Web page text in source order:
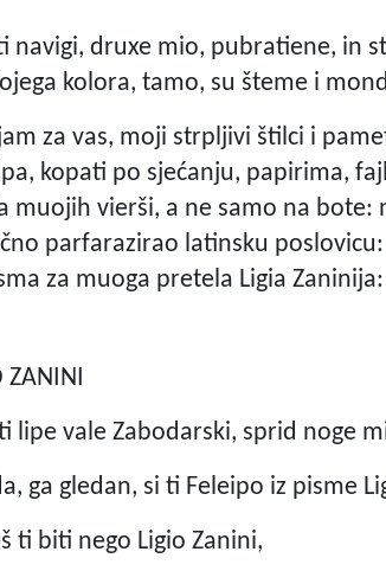
navigi, druxe mio, pubratiene, in
kolora, tamo, su šteme i
za vas, moji strpljivi štilci i
kopati po sjećanju, papirima,
muojih vierši, a ne samo na bote:
parfarazirao latinsku
za muoga pretela Ligia Zaninija:
ZANINI
lipe vale Zabodarski, sprid noge
ga gledan, si ti Feleipo iz pisme
ti biti nego Ligio Zanini,